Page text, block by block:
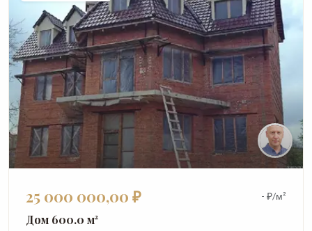
25 000 000,00 ₽ - ₽/м²
Дом 600.0 м²